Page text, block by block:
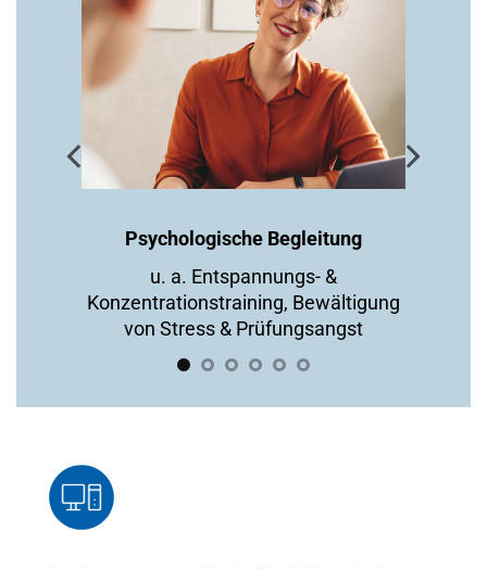
Psychologische Begleitung
u. a. Entspannungs- &
Konzentrationstraining, Bewältigung
von Stress & Prüfungsangst